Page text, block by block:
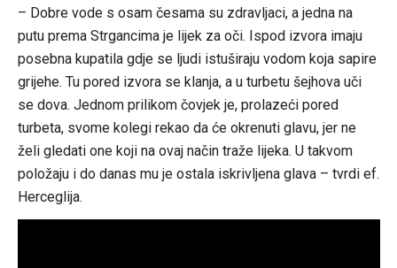
– Dobre vode s osam česama su zdravljaci, a jedna na
putu prema Strgancima je lijek za oči. Ispod izvora imaju
posebna kupatila gdje se ljudi istuširaju vodom koja sapire
grijehe. Tu pored izvora se klanja, a u turbetu šejhova uči
se dova. Jednom prilikom čovjek je, prolazeći pored
turbeta, svome kolegi rekao da će okrenuti glavu, jer ne
želi gledati one koji na ovaj način traže lijeka. U takvom
položaju i do danas mu je ostala iskrivljena glava – tvrdi ef.
Herceglija.